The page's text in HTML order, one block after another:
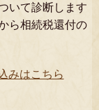
いて診断します
ら相続税還付の
みはこちら